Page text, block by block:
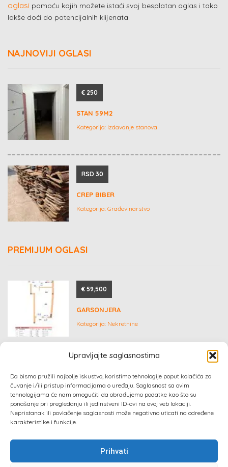
Upravljajte saglasnostima
Da bismo pružili najbolje iskustvo, koristimo tehnologije poput kolačića za
čuvanje i/ili pristup informacijama o uređaju. Saglasnost sa ovim
tehnologijama će nam omogućiti da obrađujemo podatke kao što su
ponašanje pri pregledanju ili jedinstveni ID-ovi na ovoj veb lokaciji.
Nepristanak ili povlačenje saglasnosti može negativno uticati na određene
karakteristike i funkcije.
Prihvati
oglasi pomoću kojih možete istaći svoj besplatan oglas i tako
lakše doći do potencijalnih klijenata.
NAJNOVIJI OGLASI
€ 250
STAN 59M2
Kategorija: Izdavanje stanova
RSD 30
CREP BIBER
Kategorija: Građevinarstvo
PREMIJUM OGLASI
€ 59,500
GARSONJERA
Kategorija: Nekretnine
RAFTING TAROM – RAFTING NA RECI TARI
Kategorija:Ostalo